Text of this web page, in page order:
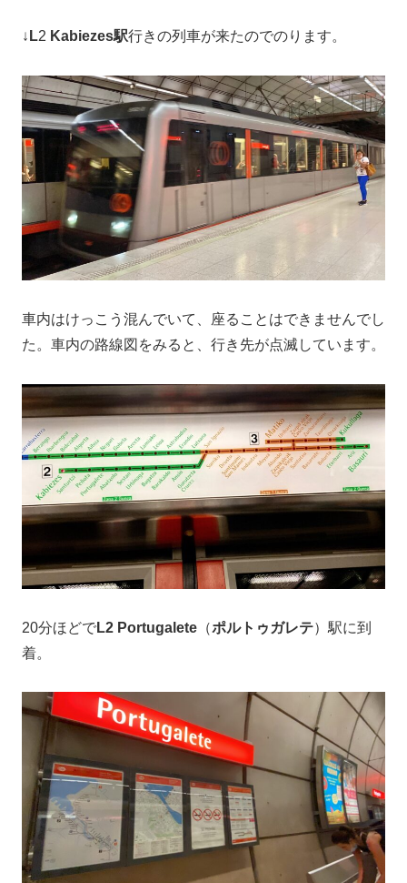
↓ L2 Kabiezes駅行きの列車が来たのでのります。
車内はけっこう混んでいて、座ることはできませんでし
た。車内の路線図をみると、行き先が点滅しています。
20分ほどでL2 Portugalete （ポルトゥガレテ）駅に到
着。